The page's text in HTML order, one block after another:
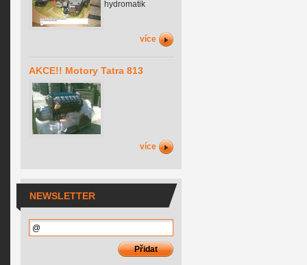
hydromatik
více
AKCE!! Motory Tatra 813
více
NEWSLETTER